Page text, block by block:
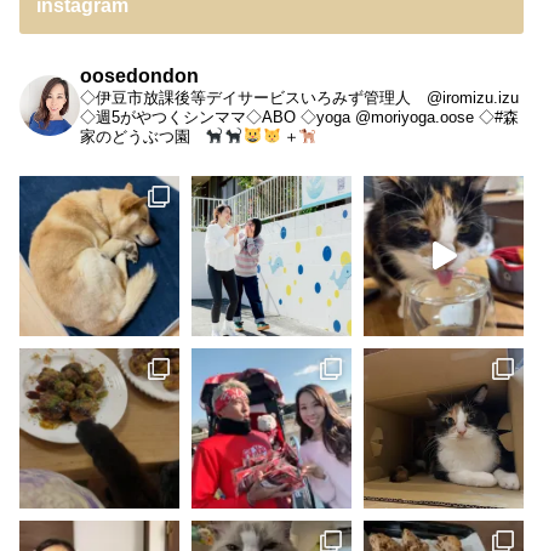
instagram
oosedondon
◇伊豆市放課後等デイサービスいろみず管理人 @iromizu.izu
◇週5がやつくシンママ◇ABO ◇yoga @moriyoga.oose ◇#森
家のどうぶつ園
＋